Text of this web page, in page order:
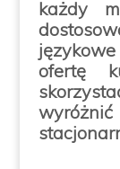
każdy
ofertę